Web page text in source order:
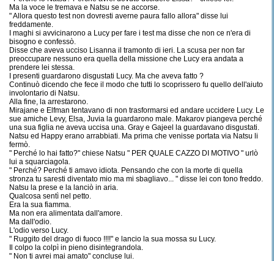
Ma la voce le tremava e Natsu se ne accorse.
" Allora questo test non dovresti averne paura fallo allora" disse lui
freddamente.
I maghi si avvicinarono a Lucy per fare i test ma disse che non ce n'era di
bisogno e confessò.
Disse che aveva ucciso Lisanna il tramonto di ieri. La scusa per non far
preoccupare nessuno era quella della missione che Lucy era andata a
prendere lei stessa.
I presenti guardarono disgustati Lucy. Ma che aveva fatto ?
Continuò dicendo che fece il modo che tutti lo scoprissero fu quello dell'aiuto
involontario di Natsu.
Alla fine, la arrestarono.
Mirajane e Elfman tentavano di non trasformarsi ed andare uccidere Lucy. Le
sue amiche Levy, Elsa, Juvia la guardarono male. Makarov piangeva perché
una sua figlia ne aveva uccisa una. Gray e Gajeel la guardavano disgustati.
Natsu ed Happy erano arrabbiati. Ma prima che venisse portata via Natsu li
fermò.
" Perché lo hai fatto?" chiese Natsu " PER QUALE CAZZO DI MOTIVO " urlò
lui a squarciagola.
" Perché? Perché ti amavo idiota. Pensando che con la morte di quella
stronza tu saresti diventato mio ma mi sbagliavo... " disse lei con tono freddo.
Natsu la prese e la lanciò in aria.
Qualcosa sentì nel petto.
Era la sua fiamma.
Ma non era alimentata dall'amore.
Ma dall'odio.
L'odio verso Lucy.
" Ruggito del drago di fuoco !!!!" e lancio la sua mossa su Lucy.
Il colpo la colpì in pieno disintegrandola.
" Non ti avrei mai amato" concluse lui.